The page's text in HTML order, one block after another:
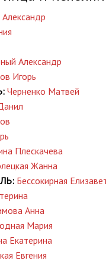
Александр
Игорь
Черненко Матвей
Плескачева
Жанна
Бессокирная
Анна
Мария
Екатерина
Евгения